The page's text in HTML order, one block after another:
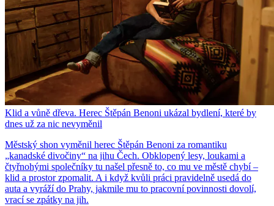
Klid a vůně dřeva. Herec Štěpán Benoni ukázal bydlení, které by
dnes už za nic nevyměnil
Městský shon vyměnil herec Štěpán Benoni za romantiku
„kanadské divočiny“ na jihu Čech. Obklopený lesy, loukami a
čtyřnohými společníky tu našel přesně to, co mu ve městě chybí –
klid a prostor zpomalit. A i když kvůli práci pravidelně usedá do
auta a vyráží do Prahy, jakmile mu to pracovní povinnosti dovolí,
vrací se zpátky na jih.